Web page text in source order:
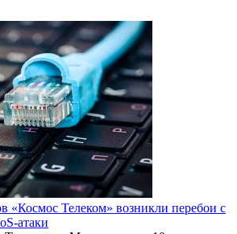
«Космос Телеком» возникли перебои с
атаки